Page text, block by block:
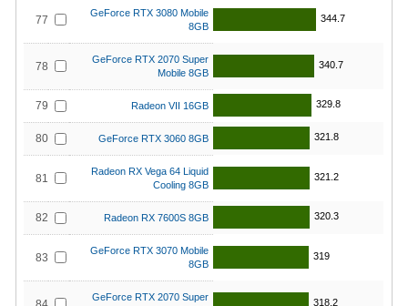
77
GeForce RTX 3080 Mobile
8GB
344.7
78
GeForce RTX 2070 Super
Mobile 8GB
340.7
79 Radeon VII 16GB 329.8
80 GeForce RTX 3060 8GB 321.8
81
Radeon RX Vega 64 Liquid
Cooling 8GB
321.2
82 Radeon RX 7600S 8GB 320.3
83
GeForce RTX 3070 Mobile
8GB
319
GeForce RTX 2070 Super
318.2